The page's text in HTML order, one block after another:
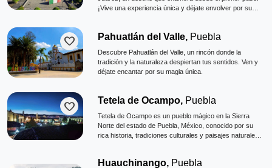
¡Vive una experiencia única y déjate envolver por su
favorite Pahuatlán del Valle, Puebla
Descubre Pahuatlán del Valle, un rincón donde la
tradición y la naturaleza despiertan tus sentidos. Ven y
déjate encantar por su magia única.
favorite Tetela de Ocampo, Puebla
Tetela de Ocampo es un pueblo mágico en la Sierra
Norte del estado de Puebla, México, conocido por su
rica historia, tradiciones culturales y paisajes naturales.
Huauchinango, Puebla